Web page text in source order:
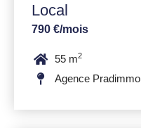
Local
790 €/mois
55 m2
Agence Pradimmo